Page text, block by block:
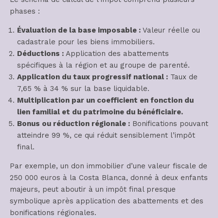
phases :
Évaluation de la base imposable : Valeur réelle ou
cadastrale pour les biens immobiliers.
Déductions : Application des abattements
spécifiques à la région et au groupe de parenté.
Application du taux progressif national : Taux de
7,65 % à 34 % sur la base liquidable.
Multiplication par un coefficient en fonction du
lien familial et du patrimoine du bénéficiaire.
Bonus ou réduction régionale : Bonifications pouvant
atteindre 99 %, ce qui réduit sensiblement l’impôt
final.
Par exemple, un don immobilier d’une valeur fiscale de
250 000 euros à la Costa Blanca, donné à deux enfants
majeurs, peut aboutir à un impôt final presque
symbolique après application des abattements et des
bonifications régionales.